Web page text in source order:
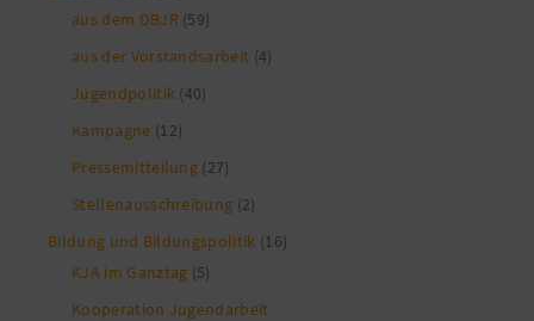
aus dem DBJR (59)
aus der Vorstandsarbeit (4)
Jugendpolitik (40)
Kampagne (12)
Pressemitteilung (27)
Stellenausschreibung (2)
Bildung und Bildungspolitik (16)
KJA im Ganztag (5)
Kooperation Jugendarbeit